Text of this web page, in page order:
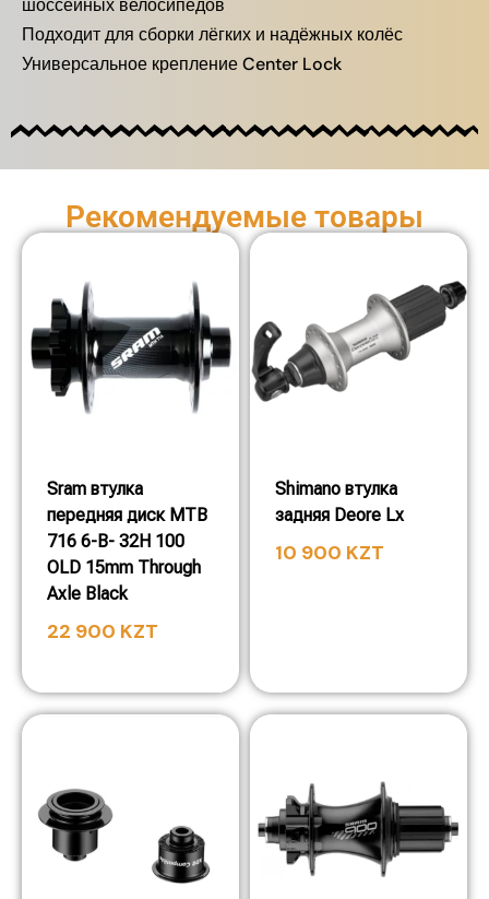
шоссейных велосипедов
Подходит для сборки лёгких и надёжных колёс
Универсальное крепление Center Lock
Рекомендуемые товары
Sram втулка
передняя диск MTB
716 6-B- 32H 100
OLD 15mm Through
Axle Black
22 900 KZT
Shimano втулка
задняя Deore Lx
10 900 KZT